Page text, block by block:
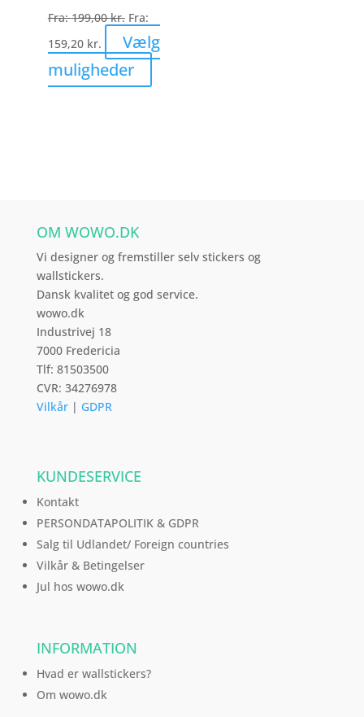
Fra:199,00kr. Fra:
159,20 kr.
Vælg
muligheder
vare
varesiden
OM WOWO.DK
Vi designer og fremstiller selv stickers og
wallstickers.
Dansk kvalitet og god service.
wowo.dk
Industrivej 18
7000 Fredericia
Tlf: 81503500
CVR: 34276978
Vilkår| GDPR
KUNDESERVICE
Kontakt
PERSONDATAPOLITIK & GDPR
Salg til Udlandet/ Foreign countries
Vilkår & Betingelser
Jul hos wowo.dk
INFORMATION
Hvad er wallstickers?
Om wowo.dk